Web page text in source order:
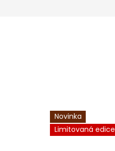
Novinka
Limitovaná edice